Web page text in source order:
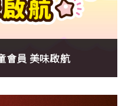
會員 美味啟航